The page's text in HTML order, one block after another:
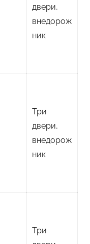
двери,
внедорож
ник
Три
двери,
внедорож
ник
Три